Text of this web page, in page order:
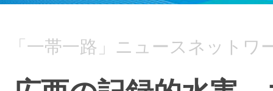
「一帯一路」ニュースネットワ